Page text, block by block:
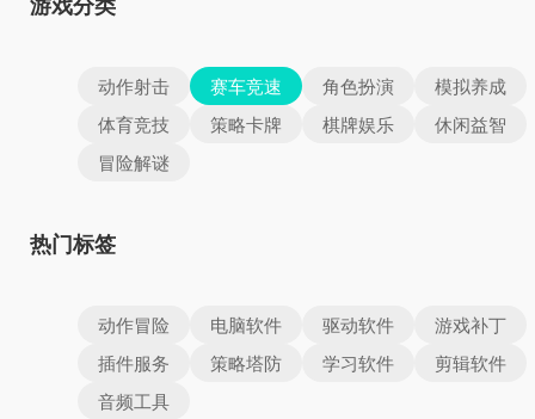
动作射击 赛车竞速 角色扮演
模拟养成
体育竞技
策略卡牌 棋牌娱乐
休闲益智
冒险解谜
热门标签
动作冒险 电脑软件 驱动软件
游戏补丁
插件服务
策略塔防 学习软件
剪辑软件
音频工具